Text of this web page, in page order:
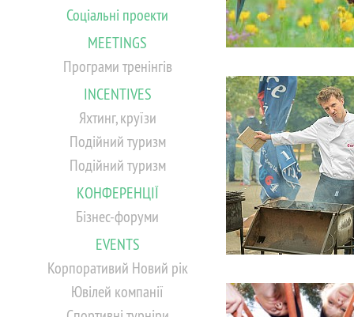
Соціальні проекти
MEETINGS
Програми тренінгів
INCENTIVES
Яхтинг, круїзи
Подійний туризм
Подійний туризм
КОНФЕРЕНЦІЇ
Бізнес-форуми
EVENTS
Корпоративий Новий рік
Ювілей компанії